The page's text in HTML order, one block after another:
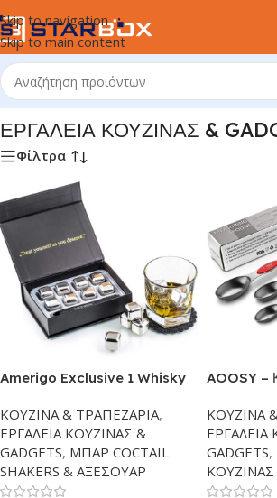
Skip to navigation
Skip to main content
/ΚΟΥΖΙΝΑ & ΤΡΑΠΕΖΑΡΙΑ/ΕΡΓΑΛΕΙΑ
ΕΡΓΑΛΕΙΑ ΚΟΥΖΙΝΑΣ &
Φίλτρα
Amerigo Exclusive 1 Whisky
ανοξείδωτο ατσάλι με 2 σουβέρ
& λαβίδα πάγου | Τεχνολογία
υψηλής ψύξης | 8 πέτρες ψύξης
ουίσκι επαναχρησιμοποιήσιμες |
Eιδικά δώρα για άνδρες &
ΚΟΥΖΙΝΑ & ΤΡΑΠΕΖΑΡΙΑ,
ΕΡΓΑΛΕΙΑ ΚΟΥΖΙΝΑΣ &
GADGETS, ΜΠΑΡ COCTAIL
SHAKERS & ΑΞΕΣΟΥΑΡ
AOOSY –
χάλυβα
ΚΟΥΖΙΝΑ
ΕΡΓΑΛΕΙΑ
GADGETS,
ΚΟΥΖΙΝΑΣ